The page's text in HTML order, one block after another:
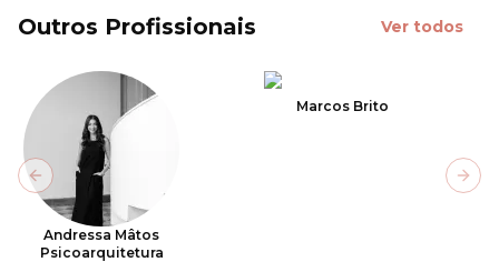
Outros Profissionais Ver todos
Andressa Mâtos
Psicoarquitetura
Marcos Brito
Previous slide